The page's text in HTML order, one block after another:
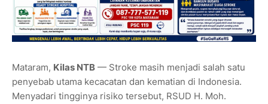
Mataram, Kilas NTB — Stroke masih menjadi salah satu
penyebab utama kecacatan dan kematian di Indonesia.
Menyadari tingginya risiko tersebut, RSUD H. Moh.